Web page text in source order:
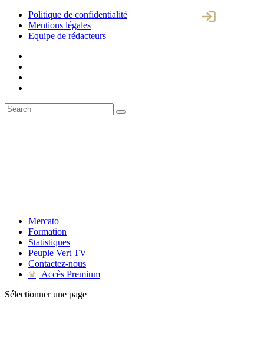
Politique de confidentialité
Mentions légales
Equipe de rédacteurs
Mercato
Formation
Statistiques
Peuple Vert TV
Contactez-nous
♛
Accès Premium
Sélectionner une page